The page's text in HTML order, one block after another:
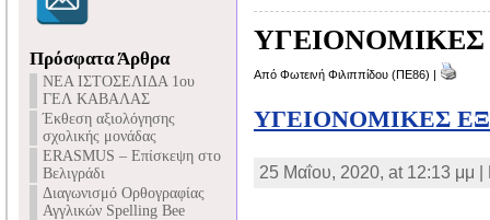
Πρόσφατα Άρθρα
NEA ΙΣΤΟΣΕΛΙΔΑ 1ου
ΓΕΛ ΚΑΒΑΛΑΣ
Έκθεση αξιολόγησης
σχολικής μονάδας
ERASMUS – Επίσκεψη στο
Βελιγράδι
Διαγωνισμό Ορθογραφίας
Αγγλικών Spelling Bee
ΥΓΕΙΟΝΟΜΙΚΕΣ
Από Φωτεινή Φιλιππίδου (ΠΕ86) |
ΥΓΕΙΟΝΟΜΙΚΕΣ
25 Μαΐου, 2020, at 12:13 μμ |